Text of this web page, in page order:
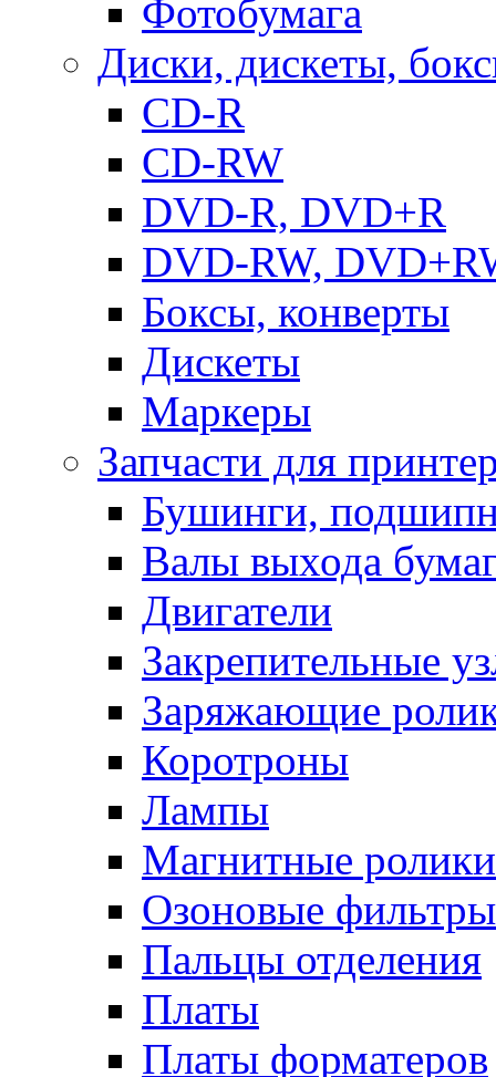
Фотобумага
Диски, дискеты,
CD-R
CD-RW
DVD-R, DVD+R
DVD-RW,
Боксы, конверты
Дискеты
Маркеры
Запчасти для
Бушинги,
Валы выхода
Двигатели
Закрепительные
Заряжающие
Коротроны
Лампы
Магнитные ролики
Озоновые фильтры
Пальцы отделения
Платы
Платы форматеров